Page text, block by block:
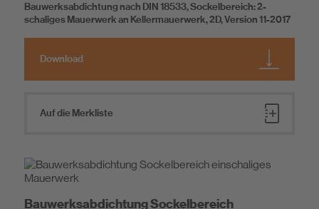
Bauwerksabdichtung nach DIN 18533, Sockelbereich: 2-
schaliges Mauerwerk an Kellermauerwerk, 2D, Version 11-2017
Download
Auf die Merkliste
Bauwerksabdichtung Sockelbereich